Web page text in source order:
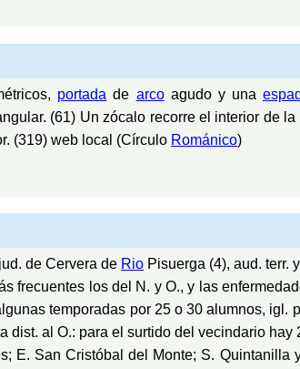
portada de arcoagudo y una
(61) Un zócalo recorre el interior de
(319) web local (Círculo Románico)
de Cervera de Rio Pisuerga (4), aud. terr.
frecuentes los del N. y O., y las
temporadas por 25 o 30 alumnos, igl.
dist. al O.: para el surtido del vecindario hay
E. San Cristóbal del Monte; S. Quintanilla